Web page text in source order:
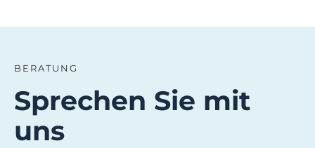
BERATUNG
Sprechen Sie mit
uns